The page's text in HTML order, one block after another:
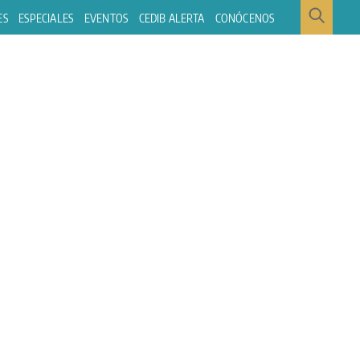
ESPECIALES EVENTOS CEDIB ALERTA CONÓCENOS